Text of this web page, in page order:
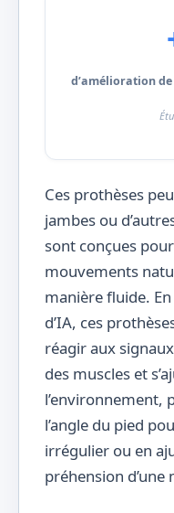
d’amélioration
Ces prothèses
jambes ou
sont conçues
mouvements
manière fluide.
d’IA, ces
réagir aux
des muscles et
l’environnement,
l’angle du pied
irrégulier ou en
préhension d’une